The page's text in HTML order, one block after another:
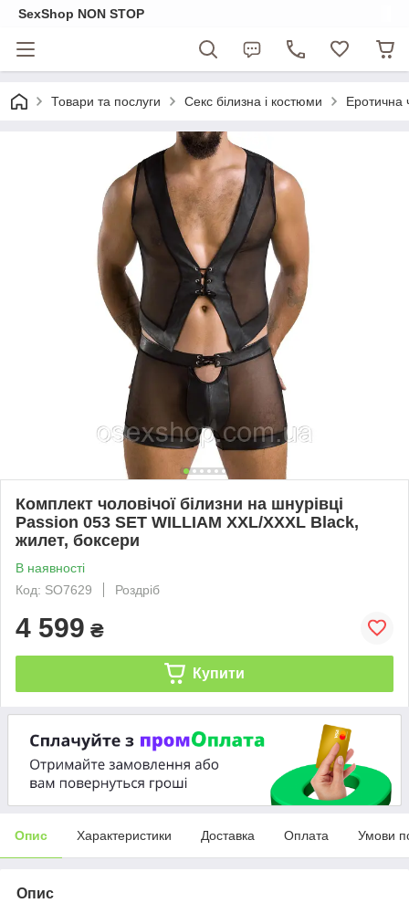
SexShop NON STOP
Товари та послуги Секс білизна і костюми Еротична
Комплект чоловічої білизни на шнурівці
Passion 053 SET WILLIAM XXL/XXXL Black,
жилет, боксери
В наявності
Код: SO7629
Роздріб
4 599 ₴
Купити
Опис Характеристики Доставка Оплата Умови
Опис